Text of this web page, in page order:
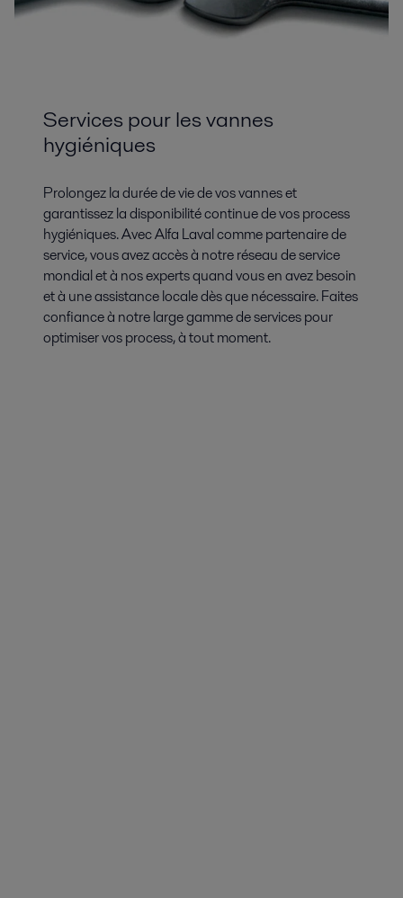
Services pour les vannes
hygiéniques
Prolongez la durée de vie de vos vannes et
garantissez la disponibilité continue de vos process
hygiéniques. Avec Alfa Laval comme partenaire de
service, vous avez accès à notre réseau de service
mondial et à nos experts quand vous en avez besoin
et à une assistance locale dès que nécessaire. Faites
confiance à notre large gamme de services pour
optimiser vos process, à tout moment.